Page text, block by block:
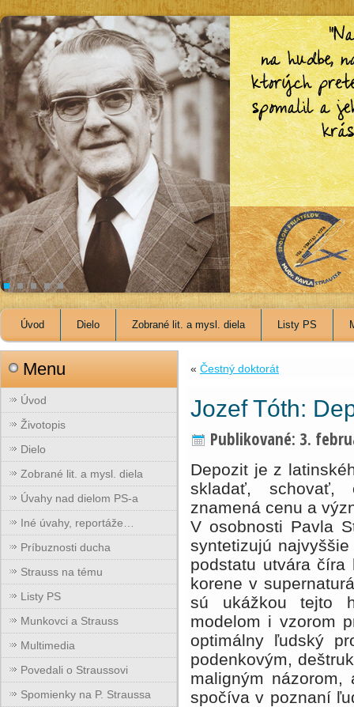
Úvod Dielo Zobrané lit. a mysl. diela Listy PS
Menu
Úvod
Životopis
Dielo
Zobrané lit. a mysl. diela
Úvahy nad dielom PS-a
Iné úvahy, reportáže…
Príbuznosti ducha
Strauss na tému
Listy PS
Munkovci a Strauss
Multimedia
Povedali o Straussovi
Spomienky na P. Straussa
« Čestný doktorát
Jozef Tóth:
Publikované: 3.
Depozit je z
skladať, schovať,
znamená cenu a
V osobnosti Pavla
syntetizujú
podstatu utvára číra
korene v
sú ukážkou tejto
modelom i vzorom
optimálny ľudský
podenkovým,
maligným názorom,
spočíva v poznaní